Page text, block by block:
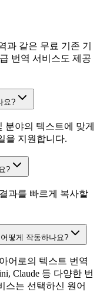
과 같은 무료 기존 기
번역 서비스도 제공
요?
분야의 텍스트에 맞게
을 지원합니다.
?
과를 빠르게 복사할
떻게 작동하나요?
어로의 텍스트 번역
Claude 등 다양한 번
스는 선택하신 원어